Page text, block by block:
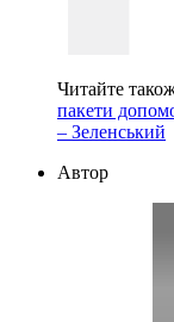
Читайте
пакети
– Зеленський
Автор